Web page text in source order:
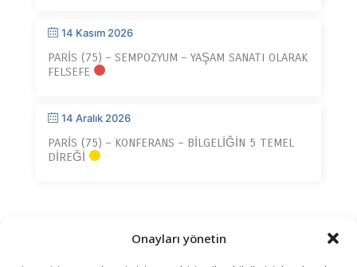
Onayları yönetin
14 Kasım 2026
PARIS (75) – SEMPOZYUM – YAŞAM SANATI OLARAK
FELSEFE
14 Aralık 2026
PARIS (75) – KONFERANS – BILGELIĞIN 5 TEMEL
DIREĞI